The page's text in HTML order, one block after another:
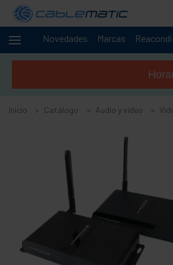
Novedades Marcas
Cables +
servidores
Accesorios de audio y vídeo
Accesorios para GoPro
Audioguía inalámbrica
Cámaras y accesorios para CCTV
+
Pantalla de proyección y proyector
Soporte de televisión y ordenador
+
Inicio Catálogo Audio y vídeo